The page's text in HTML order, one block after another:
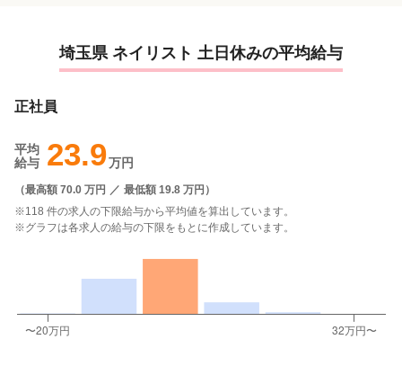
埼玉県 ネイリスト 土日休みの平均給与
正社員
平均
給与 23.9万円
（最高額 70.0 万円 ／ 最低額 19.8 万円 ）
※118 件の求人の下限給与から平均値を算出しています。
※グラフは各求人の給与の下限をもとに作成しています。